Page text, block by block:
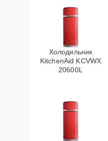
Холодильник
KitchenAid KCVWX
20600L